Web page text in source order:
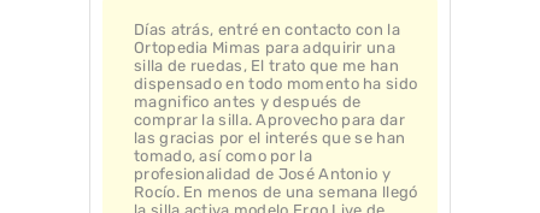
Días atrás, entré en contacto con la
Ortopedia Mimas para adquirir una
silla de ruedas, El trato que me han
dispensado en todo momento ha sido
magnifico antes y después de
comprar la silla. Aprovecho para dar
las gracias por el interés que se han
tomado, así como por la
profesionalidad de José Antonio y
Rocío. En menos de una semana llegó